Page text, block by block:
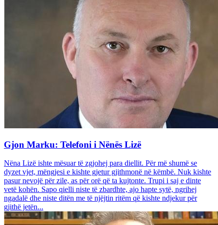
Gjon Marku: Telefoni i Nënës Lizë
Nëna Lizë ishte mësuar të zgjohej para diellit. Për më shumë se
dyzet vjet, mëngjesi e kishte gjetur gjithmonë në këmbë. Nuk kishte
pasur nevojë për zile, as për orë që ta kujtonte. Trupi i saj e dinte
vetë kohën. Sapo qielli niste të zbardhte, ajo hapte sytë, ngrihej
ngadalë dhe niste ditën me të njëjtin ritëm që kishte ndjekur për
gjithë jetën...